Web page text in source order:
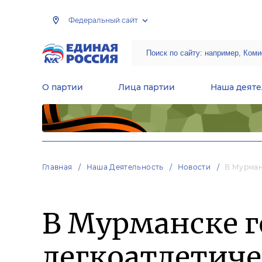
Федеральный сайт
О партии Лица партии Наша
Главная Наша Деятельность Новости В
В Мурманске